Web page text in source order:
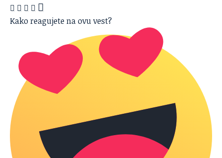
Kako reagujete na ovu vest?